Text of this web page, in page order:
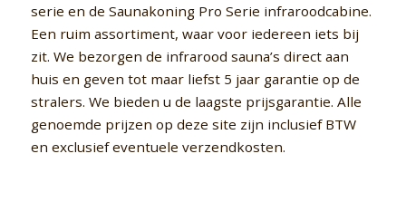
serie en de Saunakoning Pro Serie infraroodcabine.
Een ruim assortiment, waar voor iedereen iets bij
zit. We bezorgen de infrarood sauna’s direct aan
huis en geven tot maar liefst 5 jaar garantie op de
stralers. We bieden u de laagste prijsgarantie. Alle
genoemde prijzen op deze site zijn inclusief BTW
en exclusief eventuele verzendkosten.